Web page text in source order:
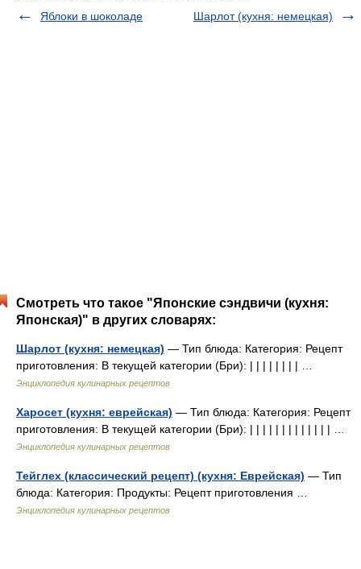
Яблоки в шоколаде
Шарлот (кухня: немецкая)
Смотреть что такое "Японские сэндвичи (кухня:
Японская)" в других словарях:
Шарлот (кухня: немецкая) — Тип блюда: Категория: Рецепт
приготовления: В текущей категории (Бри): | | | | | | | | …
Энциклопедия кулинарных рецептов
Харосет (кухня: еврейская) — Тип блюда: Категория: Рецепт
приготовления: В текущей категории (Бри): | | | | | | | | | | | | | …
Энциклопедия кулинарных рецептов
Тейглех (классический рецепт) (кухня: Еврейская) — Тип
блюда: Категория: Продукты: Рецепт приготовления …
Энциклопедия кулинарных рецептов